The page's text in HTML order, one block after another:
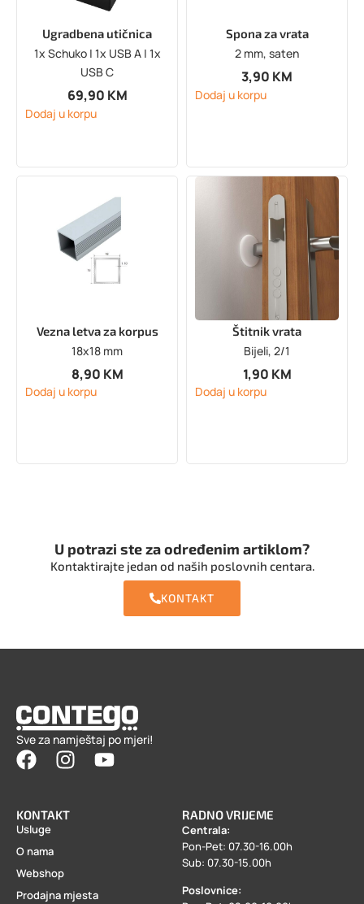
Ugradbena utičnica
1x Schuko | 1x USB A | 1x
USB C
69,90 KM
Dodaj u korpu
Spona za vrata
2 mm, saten
3,90 KM
Dodaj u korpu
Vezna letva za korpus
18x18 mm
8,90 KM
Dodaj u korpu
Štitnik vrata
Bijeli, 2/1
1,90 KM
Dodaj u korpu
U potrazi ste za određenim artiklom?
Kontaktirajte jedan od naših poslovnih centara.
KONTAKT
Sve za namještaj po mjeri!
KONTAKT
Usluge
O nama
Webshop
Prodajna mjesta
RADNO VRIJEME
Centrala:
Pon-Pet: 07.30-16.00h
Sub: 07.30-15.00h
Poslovnice: